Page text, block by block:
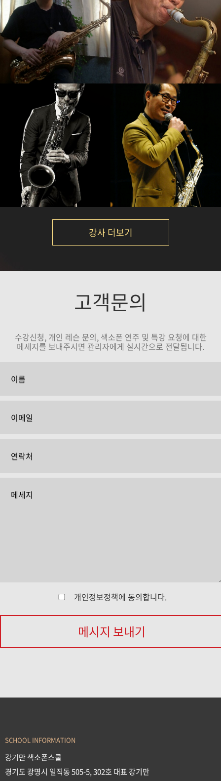
손민
강의보기
김병우
강의보기
김재준
강의보기
석성노
강의보기
강사 더보기
고객문의
수강신청, 개인 레슨 문의, 색소폰 연주 및 특강 요청에 대한
메세지를 보내주시면 관리자에게 실시간으로 전달됩니다.
개인정보정책에 동의합니다.
메시지 보내기
SCHOOL INFORMATION
강기만 색소폰스쿨
경기도 광명시 일직동 505-5, 302호 대표 강기만